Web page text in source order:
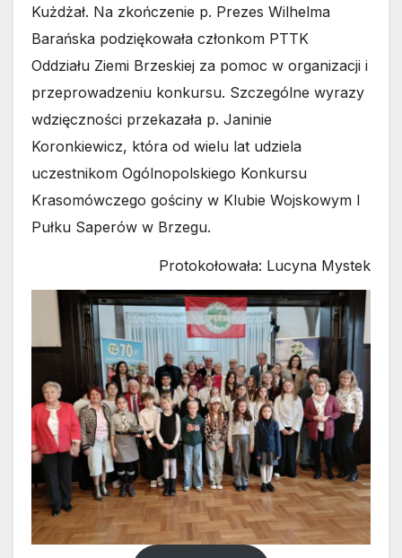
Kużdżał. Na zkończenie p. Prezes Wilhelma
Barańska podziękowała członkom PTTK
Oddziału Ziemi Brzeskiej za pomoc w organizacji i
przeprowadzeniu konkursu. Szczególne wyrazy
wdzięczności przekazała p. Janinie
Koronkiewicz, która od wielu lat udziela
uczestnikom Ogólnopolskiego Konkursu
Krasomówczego gościny w Klubie Wojskowym I
Pułku Saperów w Brzegu.
Protokołowała: Lucyna Mystek